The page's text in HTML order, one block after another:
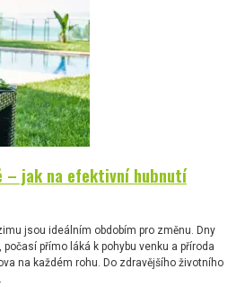
– jak na efektivní hubnutí
jsou ideálním obdobím pro změnu. Dny
přímo láká k pohybu venku a příroda
na každém rohu. Do zdravějšího životního